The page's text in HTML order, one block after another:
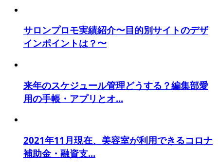
サロンプロモ実績紹介〜目的別サイトのデザ
インポイントは？〜
来年のスケジュール管理どうする？編集部愛
用の手帳・アプリとオ...
2021年11月現在、美容室が利用できるコロナ
補助金・融資支...